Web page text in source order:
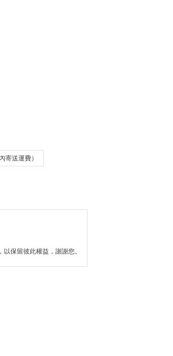
寄送運費）
保留彼此權益，謝謝您。